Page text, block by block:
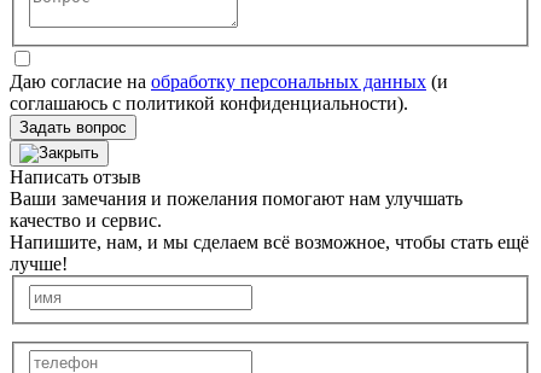
Даю согласие на обработку персональных данных (и
соглашаюсь с политикой конфиденциальности).
Задать вопрос
Написать отзыв
Ваши замечания и пожелания помогают нам улучшать
качество и сервис.
Напишите, нам, и мы сделаем всё возможное, чтобы стать ещё
лучше!